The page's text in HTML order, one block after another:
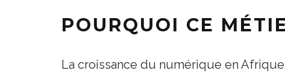
POURQUOI CE
La croissance du numérique en